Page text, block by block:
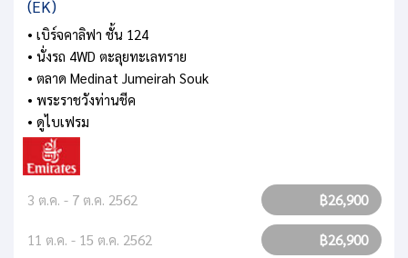
(EK)
• เบิร์จคาลิฟา ชั้น 124
• นั่งรถ 4WD ตะลุยทะเลทราย
• ตลาด Medinat Jumeirah Souk
• พระราชวังท่านชีค
• ดูไบเฟรม
3 ต.ค. - 7 ต.ค. 2562 ฿26,900
11 ต.ค. - 15 ต.ค. 2562 ฿26,900